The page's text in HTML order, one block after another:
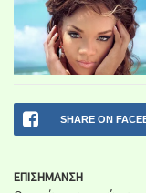
SHARE ON
ΕΠΙΣΗΜΑΝΣΗ